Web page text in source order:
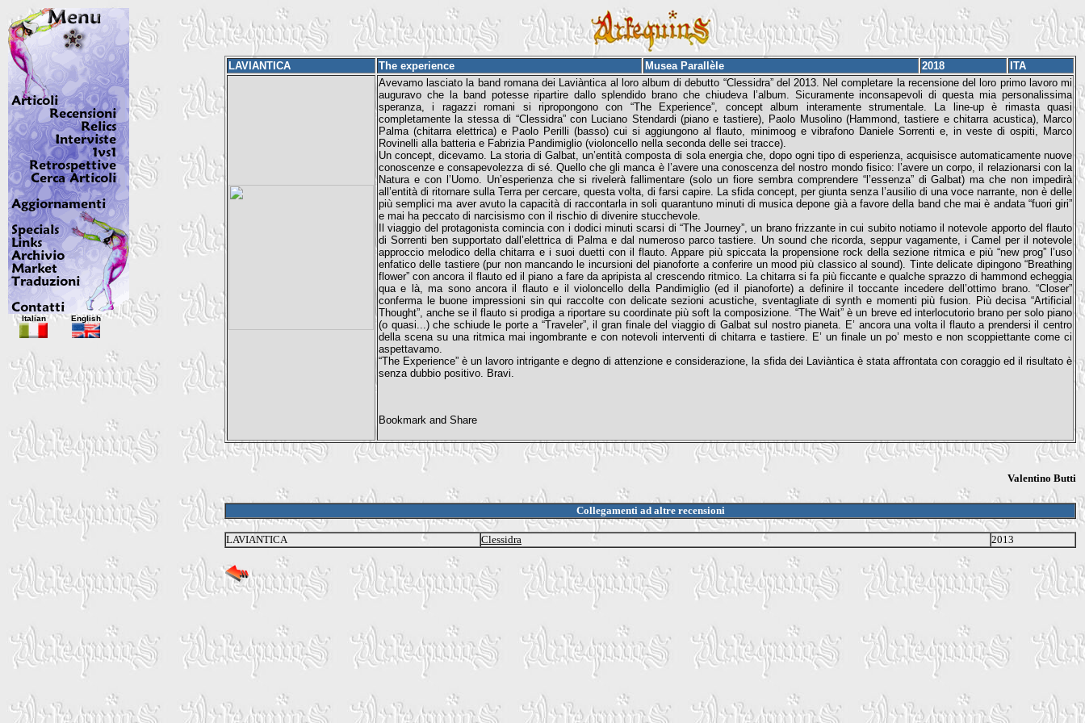
LAVIANTICA The experience Musea Parallèle 2018
ITA
Avevamo lasciato la band romana dei Laviàntica al loro album di debutto “Clessidra” del 2013. Nel completare la recensione del loro primo lavoro mi
auguravo che la band potesse ripartire dallo splendido brano che chiudeva l’album. Sicuramente inconsapevoli di questa mia personalissima
speranza, i ragazzi romani si ripropongono con “The Experience”, concept album interamente strumentale. La line-up è rimasta quasi
completamente la stessa di “Clessidra” con Luciano Stendardi (piano e tastiere), Paolo Musolino (Hammond, tastiere e chitarra acustica), Marco
Palma (chitarra elettrica) e Paolo Perilli (basso) cui si aggiungono al flauto, minimoog e vibrafono Daniele Sorrenti e, in veste di ospiti, Marco
Rovinelli alla batteria e Fabrizia Pandimiglio (violoncello nella seconda delle sei tracce).
Un concept, dicevamo. La storia di Galbat, un’entità composta di sola energia che, dopo ogni tipo di esperienza, acquisisce automaticamente nuove
conoscenze e consapevolezza di sé. Quello che gli manca è l’avere una conoscenza del nostro mondo fisico: l’avere un corpo, il relazionarsi con la
Natura e con l’Uomo. Un’esperienza che si rivelerà fallimentare (solo un fiore sembra comprendere “l’essenza” di Galbat) ma che non impedirà
all’entità di ritornare sulla Terra per cercare, questa volta, di farsi capire. La sfida concept, per giunta senza l’ausilio di una voce narrante, non è delle
più semplici ma aver avuto la capacità di raccontarla in soli quarantuno minuti di musica depone già a favore della band che mai è andata “fuori giri”
e mai ha peccato di narcisismo con il rischio di divenire stucchevole.
Il viaggio del protagonista comincia con i dodici minuti scarsi di “The Journey”, un brano frizzante in cui subito notiamo il notevole apporto del flauto
di Sorrenti ben supportato dall’elettrica di Palma e dal numeroso parco tastiere. Un sound che ricorda, seppur vagamente, i Camel per il notevole
approccio melodico della chitarra e i suoi duetti con il flauto. Appare più spiccata la propensione rock della sezione ritmica e più “new prog” l’uso
enfatico delle tastiere (pur non mancando le incursioni del pianoforte a conferire un mood più classico al sound). Tinte delicate dipingono “Breathing
flower” con ancora il flauto ed il piano a fare da apripista al crescendo ritmico. La chitarra si fa più ficcante e qualche sprazzo di hammond echeggia
qua e là, ma sono ancora il flauto e il violoncello della Pandimiglio (ed il pianoforte) a definire il toccante incedere dell’ottimo brano. “Closer”
conferma le buone impressioni sin qui raccolte con delicate sezioni acustiche, sventagliate di synth e momenti più fusion. Più decisa “Artificial
Thought”, anche se il flauto si prodiga a riportare su coordinate più soft la composizione. “The Wait” è un breve ed interlocutorio brano per solo piano
(o quasi...) che schiude le porte a “Traveler”, il gran finale del viaggio di Galbat sul nostro pianeta. E’ ancora una volta il flauto a prendersi il centro
della scena su una ritmica mai ingombrante e con notevoli interventi di chitarra e tastiere. E’ un finale un po’ mesto e non scoppiettante come ci
aspettavamo.
“The Experience” è un lavoro intrigante e degno di attenzione e considerazione, la sfida dei Laviàntica è stata affrontata con coraggio ed il risultato è
senza dubbio positivo. Bravi.
Valentino Butti
Collegamenti ad altre recensioni
LAVIANTICA Clessidra 2013
Italian English